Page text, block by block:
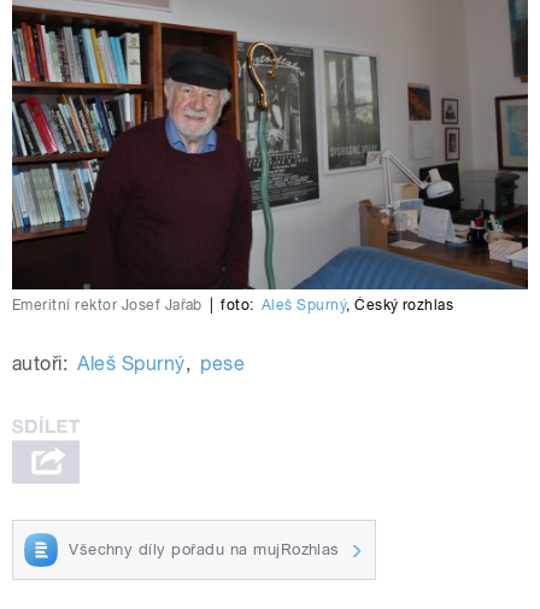
Emeritní rektor Josef Jařab foto: Aleš Spurný,Český rozhlas
autoři: Aleš Spurný, pese
Všechny díly pořadu na mujRozhlas